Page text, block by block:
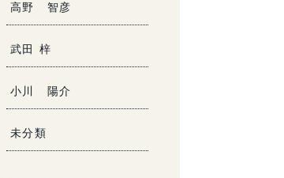
高野 智彦
武田 梓
小川 陽介
未分類